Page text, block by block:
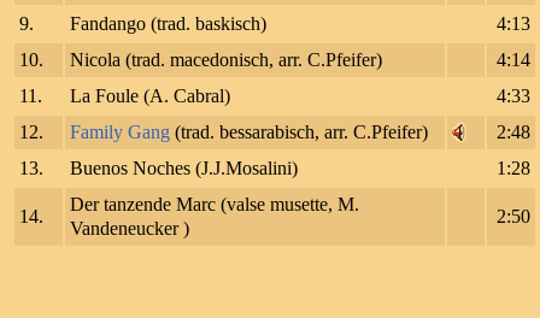
9.
Fandango (trad. baskisch)
4:13
10.
Nicola (trad. macedonisch, arr. C.Pfeifer)
4:14
11.
La Foule (A. Cabral)
4:33
12.
Family Gang (trad. bessarabisch, arr. C.Pfeifer)
2:48
13.
Buenos Noches (J.J.Mosalini) 1:28
14.
Der tanzende Marc (valse musette, M.
Vandeneucker )
2:50